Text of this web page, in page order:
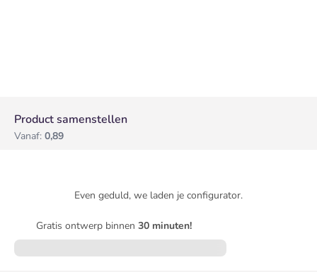
Product samenstellen
Vanaf: 0,89
Even geduld, we laden je configurator.
Gratis ontwerp binnen 30 minuten!